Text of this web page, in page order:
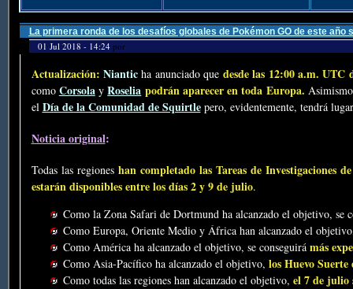
La primera ronda de los desafíos globales de Pokémon GO de este año
01 Jul 2018 - 14:24 por
Actualización: Nianticha anunciado que desde las 12:00 a.m.
como CorsolayRoselia podrán aparecer en toda Europa.
el Día de la Comunidad de Squirtlepero, evidentemente, tendrá
Noticia original:
Todas las regiones han completado las Tareas de Investigaciones
estarán disponibles entre los días 2 y 9 de julio.
Como la Zona Safari de Dortmund ha alcanzado el objetivo, se
Como Europa, Oriente Medio y África han alcanzado el
Como América ha alcanzado el objetivo, se conseguirá más
Como Asia-Pacífico ha alcanzado el objetivo, los Huevo
Como todas las regiones han alcanzado el objetivo, el 7 de julio